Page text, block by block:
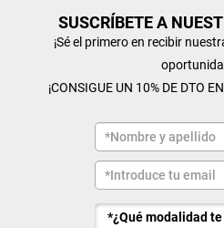
SUSCRÍBETE A
¡Sé el primero en recibir
¡CONSIGUE UN 10% DE DTO